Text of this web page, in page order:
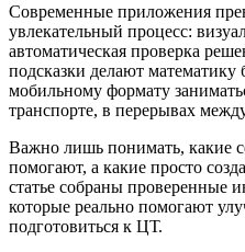
Современные приложения
увлекательный процесс:
автоматическая проверка
подсказки делают математику
мобильному формату
транспорте, в перерывах
Важно лишь понимать, какие
помогают, а какие просто
статье собраны проверенные
которые реально помогают
подготовиться к ЦТ.